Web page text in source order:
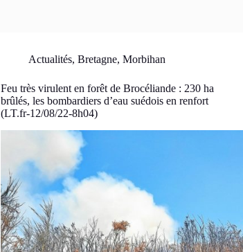
Actualités,Bretagne,Morbihan
Feu très virulent en forêt de Brocéliande : 230 ha
brûlés, les bombardiers d’eau suédois en renfort
(LT.fr-12/08/22-8h04)